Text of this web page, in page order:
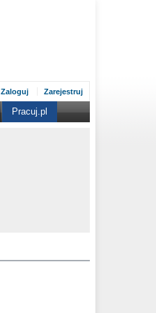
Zaloguj Zarejestruj
Pracuj.pl